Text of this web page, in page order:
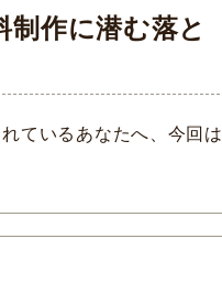
作に潜む落と
ているあなたへ、今回は